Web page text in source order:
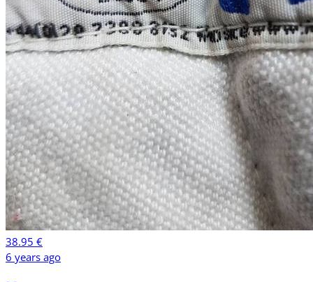
38.95 €
6 years ago